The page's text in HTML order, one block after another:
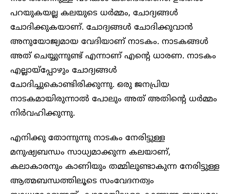
പറയുകയല്ല കലയുടെ ധർമ്മം, ചോദ്യങ്ങൾ
ചോദിക്കുകയാണ്. ചോദ്യങ്ങൾ ചോദിക്കുവാൻ
അനുയോജ്യമായ വേദിയാണ് നാടകം. നാടകങ്ങൾ
അത് ചെയ്യുന്നുണ്ട് എന്നാണ് എന്റെ ധാരണ. നാടകം
എല്ലായ്പ്പോഴും ചോദ്യങ്ങൾ
ചോദിച്ചുകൊണ്ടിരിക്കുന്നു. ഒരു ജനപ്രിയ
നാടകമായിരുന്നാൽ പോലും അത് അതിന്റെ ധ‍ർമ്മം
നിർവഹിക്കുന്നു.
എനിക്കു തോന്നുന്നു നാടകം നേരിട്ടുള്ള
മനുഷ്യബന്ധം സാധ്യമാക്കുന്ന കലയാണ്,
കലാകാരനും കാണിയും തമ്മിലുണ്ടാകുന്ന നേരിട്ടുള്ള
ആത്മബന്ധത്തിലൂടെ സംവേദനത്വം